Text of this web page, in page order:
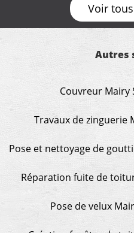
Voir
Autres
Couvreur Mairy
Travaux de zinguerie
Pose et nettoyage de
Réparation fuite de
Pose de velux